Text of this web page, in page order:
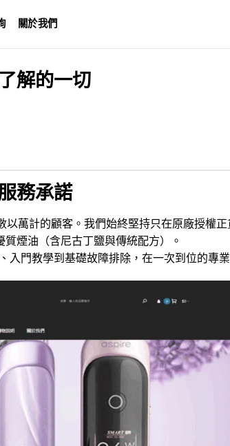
關於我們
解的一切
務承諾
萬計的顧客。我們始終堅持只在原廠授權
煙油（含尼古丁鹽與傳統配方）。
門教學到基礎故障排除，在一次到位的專業